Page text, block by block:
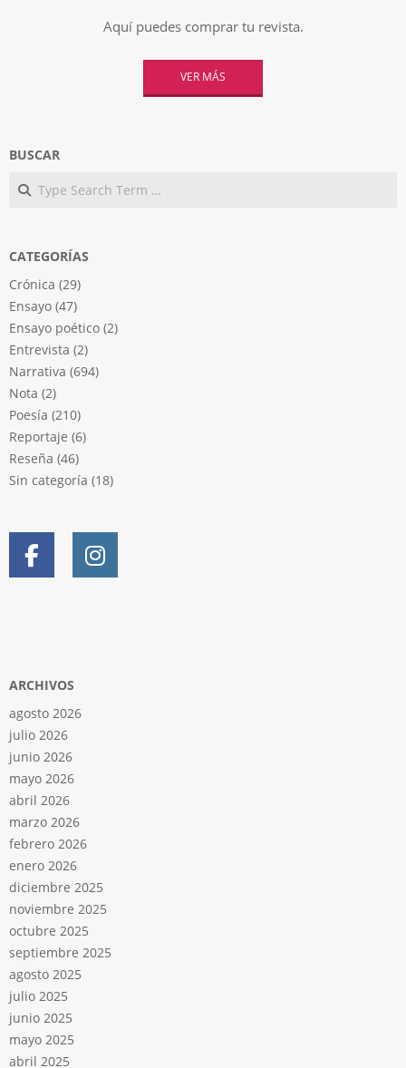
Aquí puedes comprar tu revista.
VER MÁS
BUSCAR
Search
CATEGORÍAS
Crónica (29)
Ensayo (47)
Ensayo poético (2)
Entrevista (2)
Narrativa (694)
Nota (2)
Poesía (210)
Reportaje (6)
Reseña (46)
Sin categoría (18)
ARCHIVOS
agosto 2026
julio 2026
junio 2026
mayo 2026
abril 2026
marzo 2026
febrero 2026
enero 2026
diciembre 2025
noviembre 2025
octubre 2025
septiembre 2025
agosto 2025
julio 2025
junio 2025
mayo 2025
abril 2025